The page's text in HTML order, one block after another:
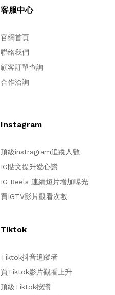
客服中心
官網首頁
聯絡我們
顧客訂單查詢
合作洽詢
Instagram
頂級instragram追蹤人數
IG貼文提升愛心讚
IG Reels 連續短片增加曝光
買IGTV影片觀看次數
Tiktok
Tiktok抖音追蹤者
買Tiktok影片觀看上升
頂級Tiktok按讚